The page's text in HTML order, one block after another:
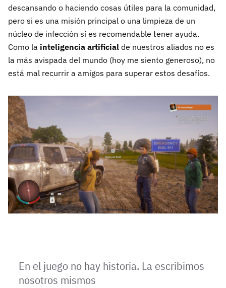
descansando o haciendo cosas útiles para la comunidad,
pero si es una misión principal o una limpieza de un
núcleo de infección sí es recomendable tener ayuda.
Como la inteligencia artificial de nuestros aliados no es
la más avispada del mundo (hoy me siento generoso), no
está mal recurrir a amigos para superar estos desafíos.
En el juego no hay historia. La escribimos
nosotros mismos